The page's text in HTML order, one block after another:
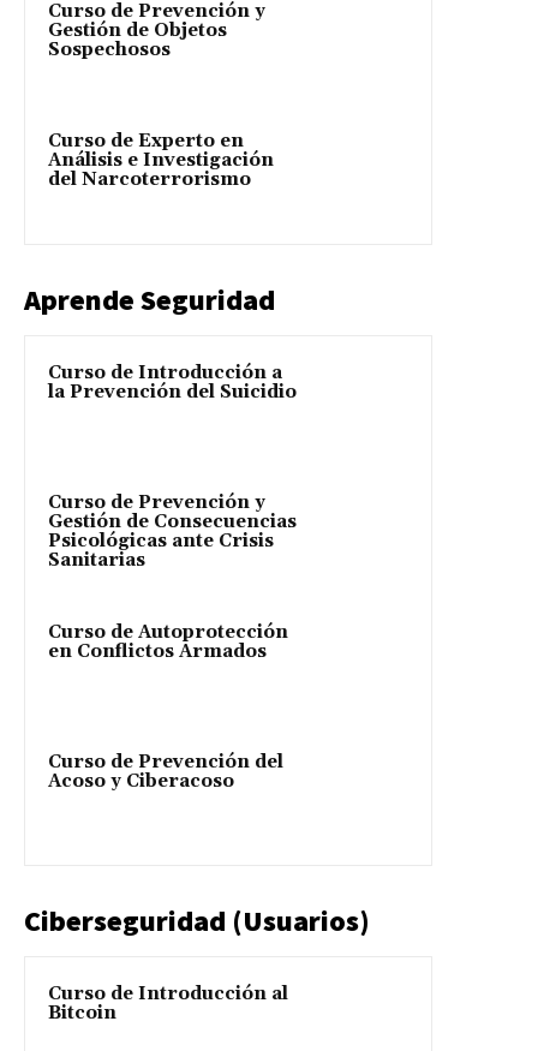
Curso de Prevención y
Gestión de Objetos
Sospechosos
Curso de Experto en
Análisis e Investigación
del Narcoterrorismo
Aprende Seguridad
Curso de Introducción a
la Prevención del Suicidio
Curso de Prevención y
Gestión de Consecuencias
Psicológicas ante Crisis
Sanitarias
Curso de Autoprotección
en Conflictos Armados
Curso de Prevención del
Acoso y Ciberacoso
Ciberseguridad (Usuarios)
Curso de Introducción al
Bitcoin